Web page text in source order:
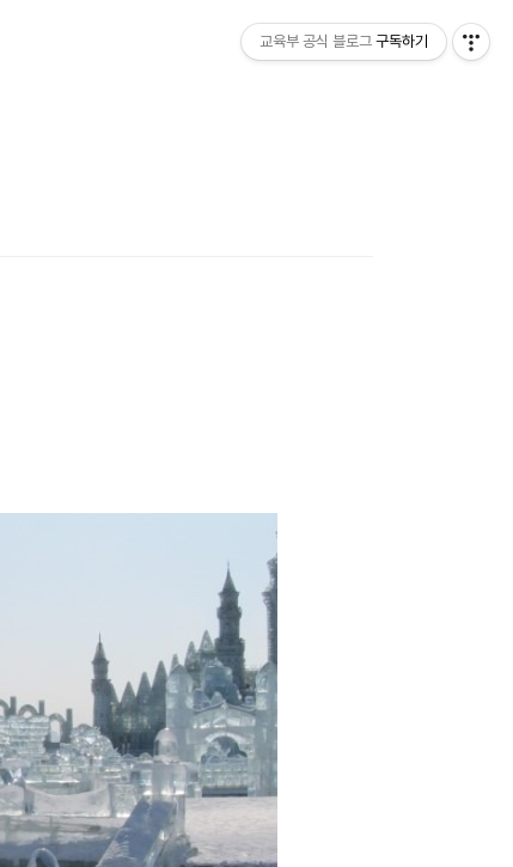
교육부 공식 블로그 구독하기